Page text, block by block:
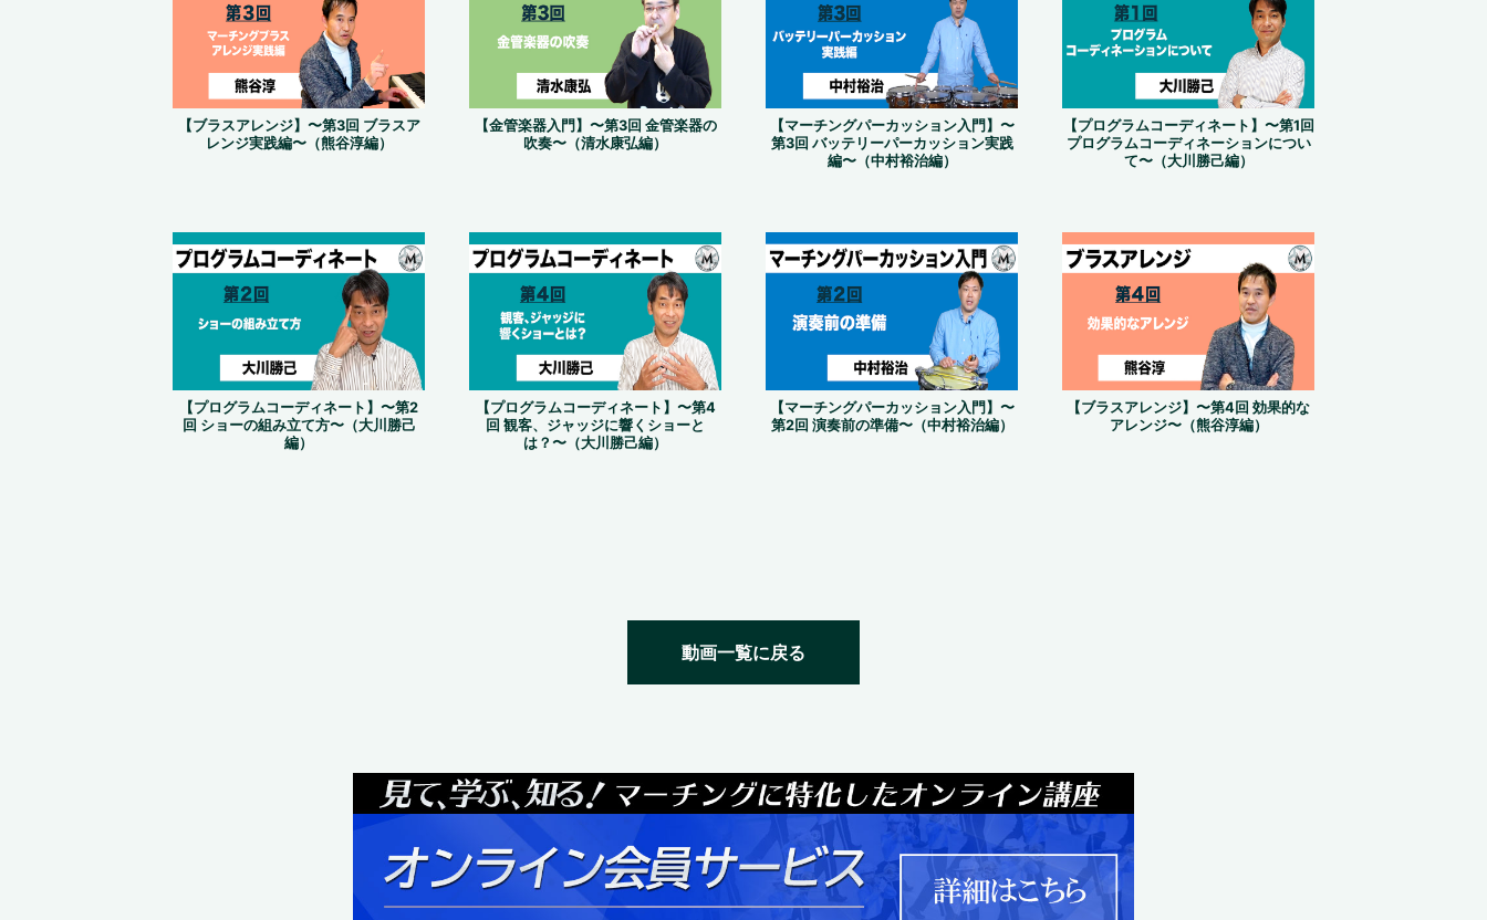
【ブラスアレンジ】〜第3回 ブラスア
レンジ実践編〜（熊谷淳編）
【金管楽器入門】〜第3回 金管楽器の
吹奏〜（清水康弘編）
【マーチングパーカッション入門】〜
第3回 バッテリーパーカッション実践
編〜（中村裕治編）
【プログラムコーディネート】〜第1回
プログラムコーディネーションについ
て〜（大川勝己編）
【プログラムコーディネート】〜第2
回 ショーの組み立て方〜（大川勝己
編）
【プログラムコーディネート】〜第4
回 観客、ジャッジに響くショーと
は？〜（大川勝己編）
【マーチングパーカッション入門】〜
第2回 演奏前の準備〜（中村裕治編）
【ブラスアレンジ】〜第4回 効果的な
アレンジ〜（熊谷淳編）
動画一覧に戻る